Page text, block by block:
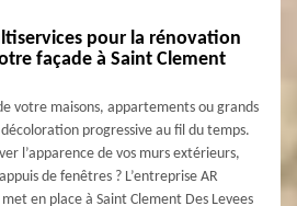
pour la rénovation
façade à Saint Clement
votre maisons, appartements ou grands
progressive au fil du temps.
l’apparence de vos murs extérieurs,
de fenêtres ? L’entreprise AR
en place à Saint Clement Des Levees